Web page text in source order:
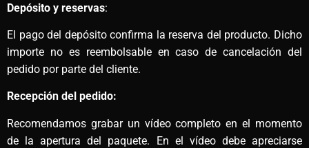
Depósito y reservas:
El pago del depósito confirma la reserva del producto. Dicho
importe no es reembolsable en caso de cancelación del
pedido por parte del cliente.
Recepción del pedido:
Recomendamos grabar un vídeo completo en el momento
de la apertura del paquete. En el vídeo debe apreciarse